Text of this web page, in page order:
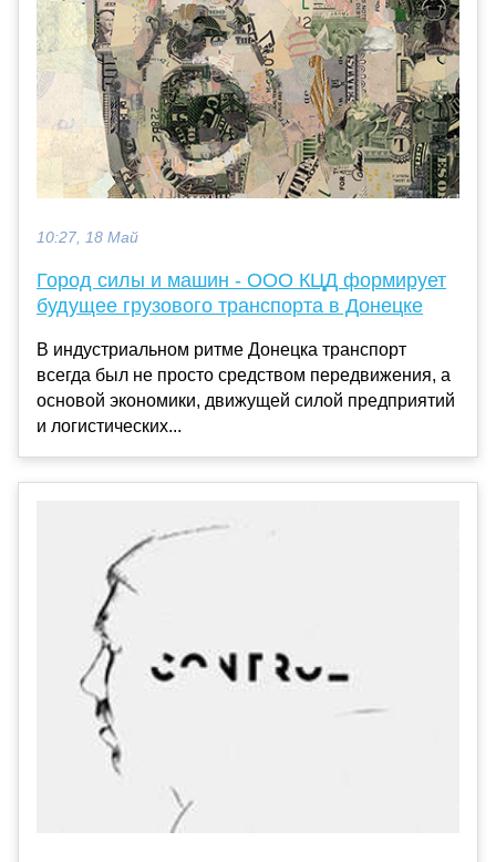
10:27, 18 Май
Город силы и машин - ООО КЦД формирует
будущее грузового транспорта в Донецке
В индустриальном ритме Донецка транспорт
всегда был не просто средством передвижения, а
основой экономики, движущей силой предприятий
и логистических...